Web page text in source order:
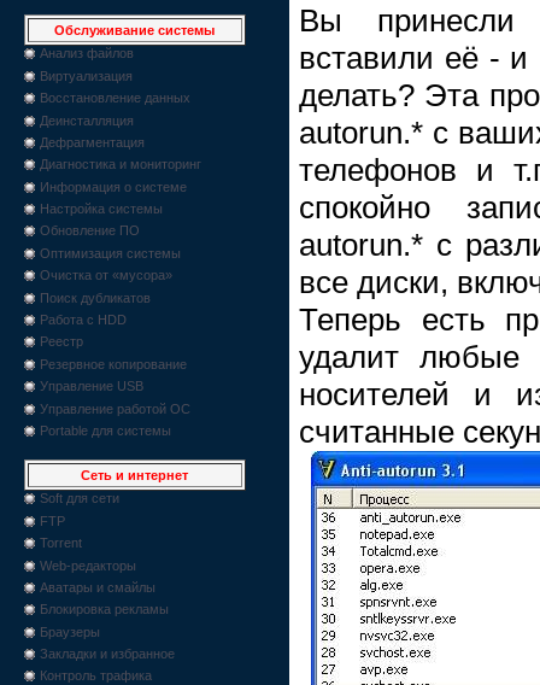
Обслуживание системы
Анализ файлов
Виртуализация
Восстановление данных
Деинсталляция
Дефрагментация
Диагностика и мониторинг
Информация о системе
Настройка системы
Обновление ПО
Оптимизация системы
Очистка от «мусора»
Поиск дубликатов
Работа с HDD
Реестр
Резервное копирование
Управление USB
Управление работой ОС
Portable для системы
Сеть и интернет
Soft для сети
FTP
Torrent
Web-редакторы
Аватары и смайлы
Блокировка рекламы
Браузеры
Закладки и избранное
Контроль трафика
Вы принесли
вставили её - и
делать? Эта
autorun.* с
телефонов и
спокойно
autorun.* с
все диски,
Теперь есть
удалит любые
носителей и
считанные